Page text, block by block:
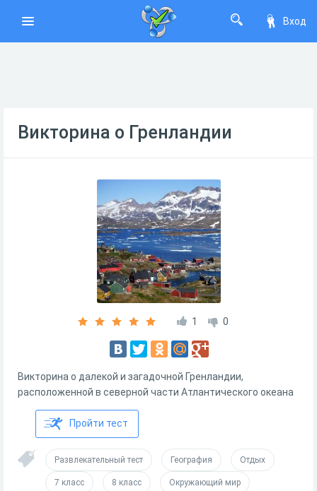
Вход
Викторина о Гренландии
1 0
Викторина о далекой и загадочной Гренландии,
расположенной в северной части Атлантического океана
Пройти тест
Развлекательный тест География Отдых
7 класс 8 класс Окружающий мир